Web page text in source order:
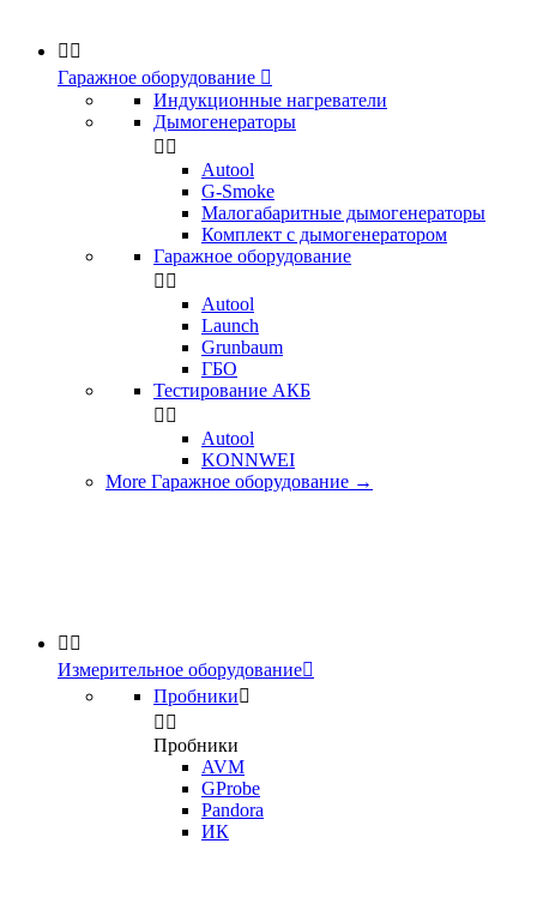
 
Гаражное оборудование 
Индукционные нагреватели
Дымогенераторы
 
Аutool
G-Smoke
Малогабаритные дымогенераторы
Комплект с дымогенератором
Гаражное оборудование
 
Autool
Launch
Grunbaum
ГБО
Тестирование АКБ
 
Autool
KONNWEI
More Гаражное оборудование →
 
Измерительное оборудование
Пробники
 
Пробники
AVM
GProbe
Pandora
ИК